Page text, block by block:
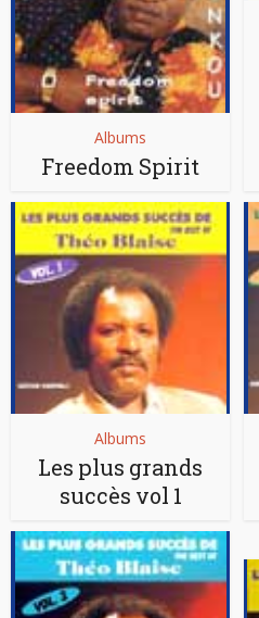
Albums
Freedom Spirit
Albums
Les plus grands
succès vol 1